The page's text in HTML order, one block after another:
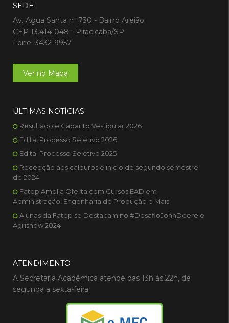
SEDE
Av. Agua Santa nº 730 - Bairro Areião
CEP 13.414-048 - Piracicaba/SP
Fone: 3432-9957
Ver no Mapa
ÚLTIMAS NOTÍCIAS
Resultado e Gabarito Vestibular 2026
Edital Processo Seletivo 2026
Edital Processo Seletivo 2025
Recepção aos calouros e início do segundo semestre
de 2024
Fatep Amplia Oferta com Cursos EAD em
Administração, Engenharia de Produção e Mais
Alunas da Fatep se Destacam no #DesafioJohnDeere e
Agrishow 2024
ATENDIMENTO
A Secretaria Acadêmica atende das 13h às 22h, de
segunda a sexta-feira.